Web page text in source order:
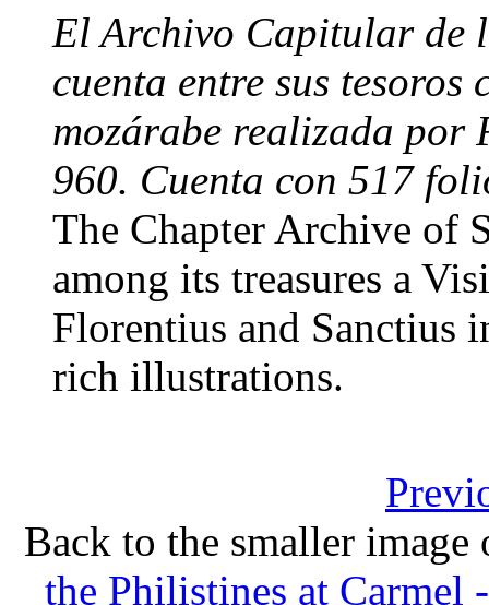
El Archivo Capitular de
cuenta entre sus
mozárabe realizada por
960. Cuenta con 517
The Chapter Archive of
among its treasures a
Florentius and Sanctius
rich illustrations.
Back to the smaller
the Philistines at Carmel